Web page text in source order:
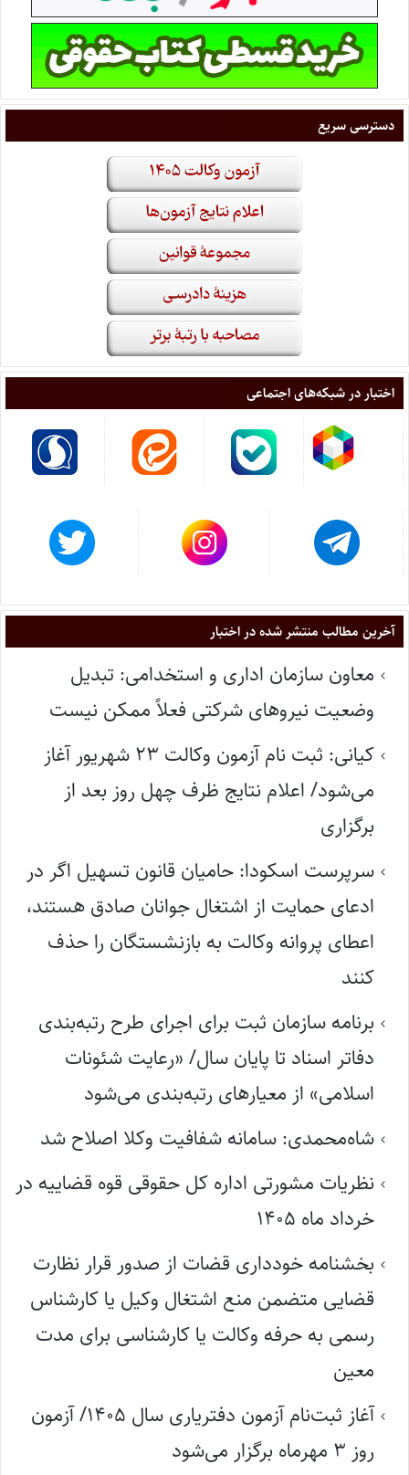
دسترسی سریع
اختبار در شبکه‌های اجتماعی
آخرین مطالب منتشر شده در اختبار
معاون سازمان اداری و استخدامی: تبدیل
وضعیت نیروهای شرکتی فعلاً ممکن نیست
کیانی: ثبت نام آزمون وکالت ۲۳ شهریور آغاز
می‌شود/ اعلام نتایج ظرف چهل روز بعد از
برگزاری
سرپرست اسکودا: حامیان قانون تسهیل اگر در
ادعای حمایت از اشتغال جوانان صادق هستند،
اعطای پروانه وکالت به بازنشستگان را حذف
کنند
برنامه سازمان ثبت برای اجرای طرح رتبه‌بندی
دفاتر اسناد تا پایان سال/ «رعایت شئونات
اسلامی» از معیارهای رتبه‌بندی می‌شود
شاه‌محمدی: سامانه شفافیت وکلا اصلاح شد
نظریات مشورتی اداره کل حقوقی قوه قضاییه در
خرداد ماه ۱۴۰۵
بخشنامه خودداری قضات از صدور قرار نظارت
قضایی متضمن منع اشتغال وکیل یا کارشناس
رسمی به حرفه وکالت یا کارشناسی برای مدت
معین
آغاز ثبت‌نام آزمون دفتریاری سال ۱۴۰۵/ آزمون
روز ۳ مهرماه برگزار می‌شود